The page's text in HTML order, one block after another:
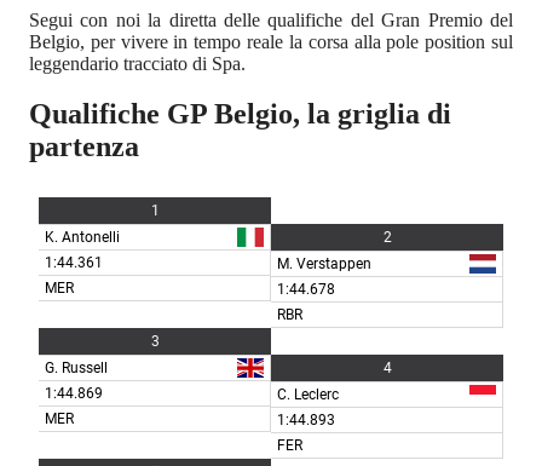
Segui con noi la diretta delle qualifiche del Gran Premio del
Belgio, per vivere in tempo reale la corsa alla pole position sul
leggendario tracciato di Spa.
Qualifiche GP Belgio, la griglia di
partenza